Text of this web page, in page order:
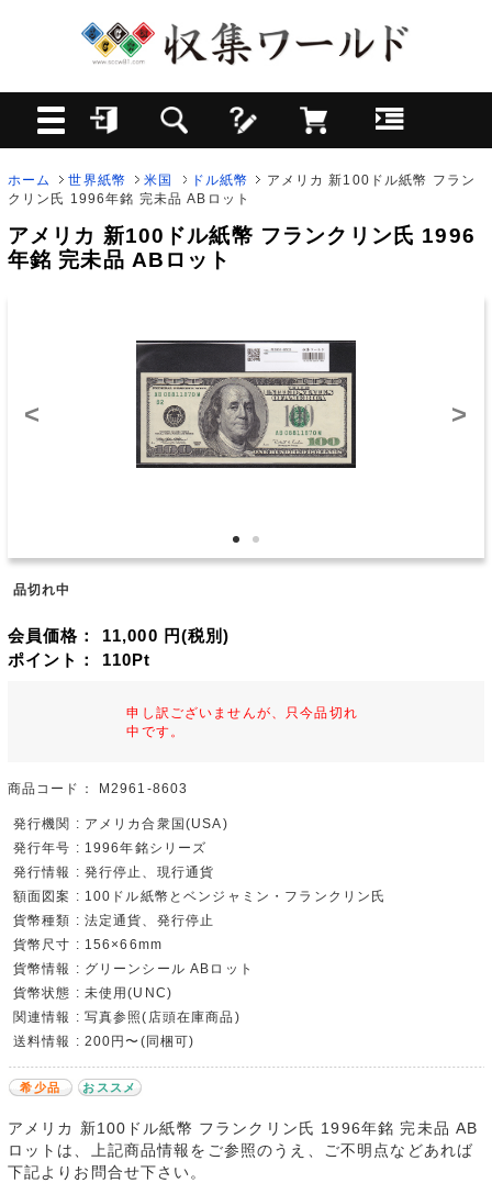
ホーム 世界紙幣 米国 ドル紙幣
アメリカ 新100ドル紙幣 フラン
クリン氏 1996年銘 完未品 ABロット
アメリカ 新100ドル紙幣 フランクリン氏 1996
年銘 完未品 ABロット
< >
品切れ中
会員価格： 11,000 円(税別)
ポイント： 110Pt
申し訳ございませんが、只今品切れ
中です。
商品コード： M2961-8603
発行機関 : アメリカ合衆国(USA)
発行年号 : 1996年銘シリーズ
発行情報 : 発行停止、現行通貨
額面図案 : 100ドル紙幣とベンジャミン・フランクリン氏
貨幣種類 : 法定通貨、発行停止
貨幣尺寸 : 156×66mm
貨幣情報 : グリーンシール ABロット
貨幣状態 : 未使用(UNC)
関連情報 : 写真参照(店頭在庫商品)
送料情報 : 200円〜(同梱可)
希少品 おススメ
アメリカ 新100ドル紙幣 フランクリン氏 1996年銘 完未品 AB
ロットは、上記商品情報をご参照のうえ、ご不明点などあれば
下記よりお問合せ下さい。